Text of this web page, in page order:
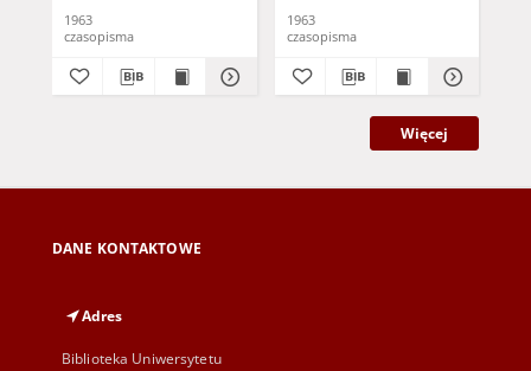
1963
czasopisma
1963
czasopisma
Więcej
DANE KONTAKTOWE
Adres
Biblioteka Uniwersytetu